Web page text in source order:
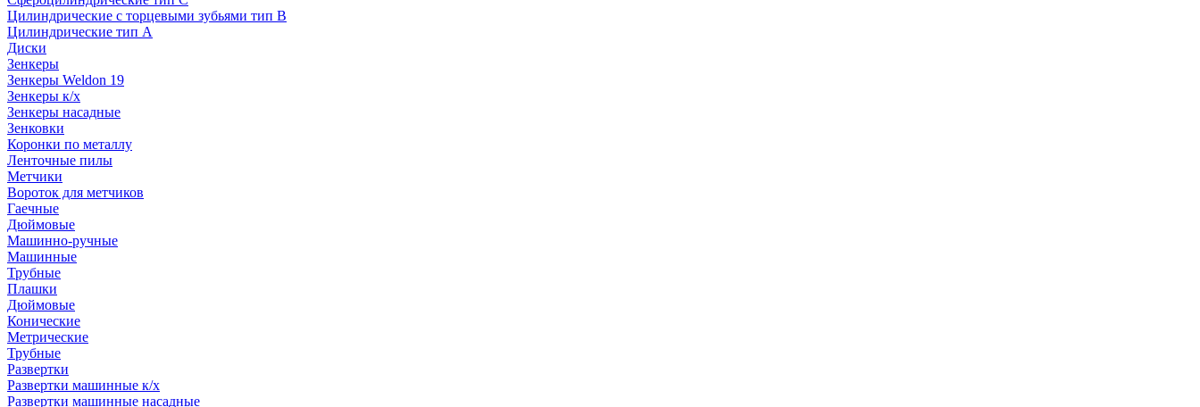
Цилиндрические с торцевыми зубьями тип B
Цилиндрические тип А
Диски
Зенкеры
Зенкеры Weldon 19
Зенкеры к/х
Зенкеры насадные
Зенковки
Коронки по металлу
Ленточные пилы
Метчики
Вороток для метчиков
Гаечные
Дюймовые
Машинно-ручные
Машинные
Трубные
Плашки
Дюймовые
Конические
Метрические
Трубные
Развертки
Развертки машинные к/х
Развертки машинные насадные